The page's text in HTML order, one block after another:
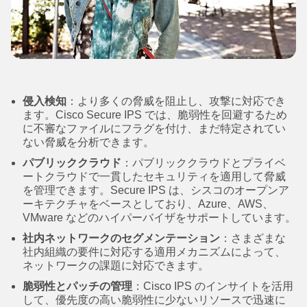
侵入検知 ：より多くの脅威を阻止し、攻撃に対応でき
ます。Cisco Secure IPS では、脆弱性を回避するため
に不審なファイルにフラグを付け、まだ特定されてい
ない脅威を分析できます。
パブリッククラウド ：パブリッククラウドとプライベ
ートクラウドで一貫したセキュリティを適用して脅威
を管理できます。Secure IPS は、シスコのオープンア
ーキテクチャをベースとしており、Azure、AWS、
VMware などのハイパーバイザをサポートしています。
社内ネットワークのセグメンテーション ：さまざまな
社内組織の要件に対応する適用メカニズムによって、
ネットワークの課題に対応できます。
脆弱性とパッチの管理 ：Cisco IPS のインサイトを活用
して、優先度の高い脆弱性に少ないリソースで迅速に